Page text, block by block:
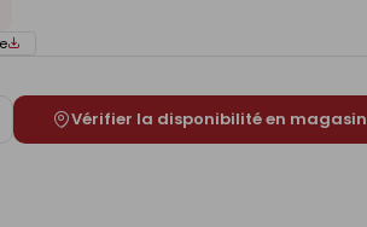
Vérifier la disponibilité en magasin